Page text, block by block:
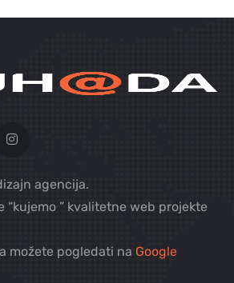
agencija.
“kujemo ” kvalitetne web projekte
možete pogledati na Google